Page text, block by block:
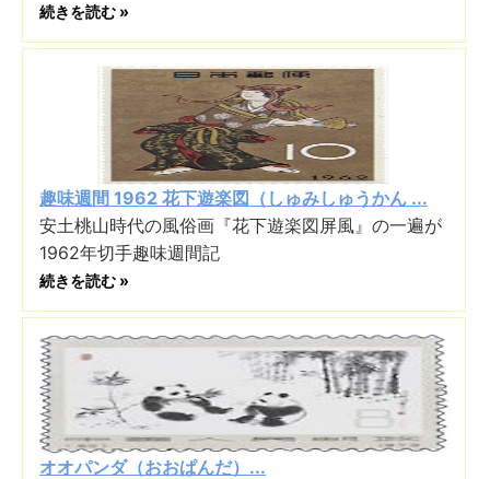
続きを読む »
趣味週間 1962 花下遊楽図（しゅみしゅうかん ...
安土桃山時代の風俗画『花下遊楽図屏風』の一遍が
1962年切手趣味週間記
続きを読む »
オオパンダ（おおぱんだ）...